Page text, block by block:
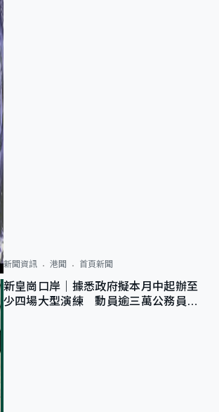
新聞資訊 港聞 首頁新聞
新皇崗口岸｜據悉政府擬本月中起辦至
少四場大型演練 動員逾三萬公務員人